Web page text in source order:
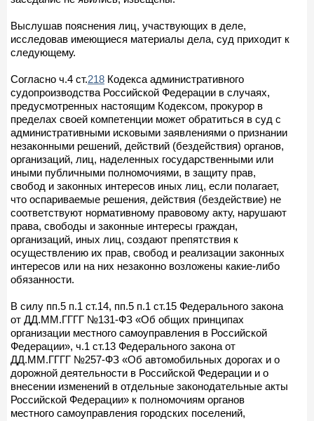
Выслушав пояснения лиц, участвующих в деле,
исследовав имеющиеся материалы дела, суд приходит к
следующему.
Согласно ч.4 ст.218 Кодекса административного
судопроизводства Российской Федерации в случаях,
предусмотренных настоящим Кодексом, прокурор в
пределах своей компетенции может обратиться в суд с
административными исковыми заявлениями о признании
незаконными решений, действий (бездействия) органов,
организаций, лиц, наделенных государственными или
иными публичными полномочиями, в защиту прав,
свобод и законных интересов иных лиц, если полагает,
что оспариваемые решения, действия (бездействие) не
соответствуют нормативному правовому акту, нарушают
права, свободы и законные интересы граждан,
организаций, иных лиц, создают препятствия к
осуществлению их прав, свобод и реализации законных
интересов или на них незаконно возложены какие-либо
обязанности.
В силу пп.5 п.1 ст.14, пп.5 п.1 ст.15 Федерального закона
от ДД.ММ.ГГГГ №131-ФЗ «Об общих принципах
организации местного самоуправления в Российской
Федерации», ч.1 ст.13 Федерального закона от
ДД.ММ.ГГГГ №257-ФЗ «Об автомобильных дорогах и о
дорожной деятельности в Российской Федерации и о
внесении изменений в отдельные законодательные акты
Российской Федерации» к полномочиям органов
местного самоуправления городских поселений,